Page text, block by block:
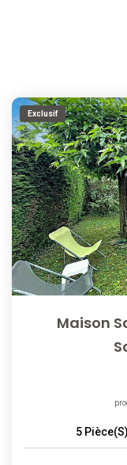
Exclusif
Maison
5 Pièce(s)